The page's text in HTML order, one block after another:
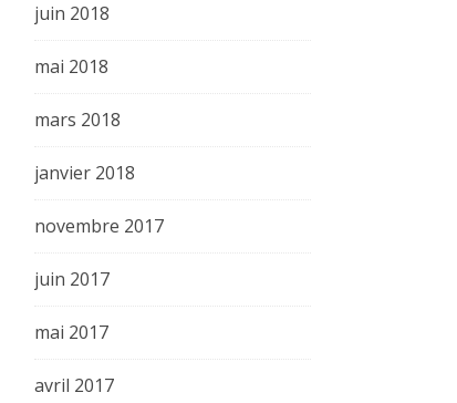
juin 2018
mai 2018
mars 2018
janvier 2018
novembre 2017
juin 2017
mai 2017
avril 2017